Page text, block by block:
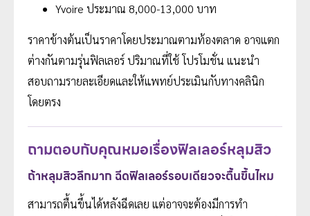
Yvoire ประมาณ 8,000-13,000 บาท
ราคาข้างต้นเป็นราคาโดยประมาณตามท้องตลาด อาจแตก
ต่างกันตามรุ่นฟิลเลอร์ ปริมาณที่ใช้ โปรโมชั่น แนะนำ
สอบถามรายละเอียดและให้แพทย์ประเมินกับทางคลินิก
โดยตรง
ถามตอบกับคุณหมอเรื่องฟิลเลอร์หลุมสิว
ถ้าหลุมสิวลึกมาก ฉีดฟิลเลอร์รอบเดียวจะตื้นขึ้นไหม
สามารถตื้นขึ้นได้หลังฉีดเลย แต่อาจจะต้องมีการทำ